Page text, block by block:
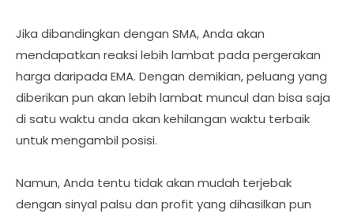
Jika dibandingkan dengan SMA, Anda akan
mendapatkan reaksi lebih lambat pada pergerakan
harga daripada EMA. Dengan demikian, peluang yang
diberikan pun akan lebih lambat muncul dan bisa saja
di satu waktu anda akan kehilangan waktu terbaik
untuk mengambil posisi.
Namun, Anda tentu tidak akan mudah terjebak
dengan sinyal palsu dan profit yang dihasilkan pun